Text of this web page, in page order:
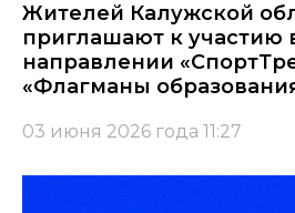
Жителей Калужской
приглашают к участию
направлении
«Флагманы
03 июня 2026 года 11:27